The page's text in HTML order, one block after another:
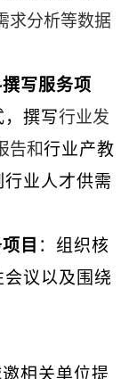
求分析等数据
写服务项
，撰写行业发
告和行业产教
业人才供需
目 ：组织核
议以及围绕
相关单位提